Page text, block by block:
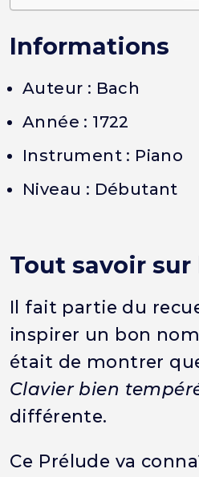
Informations
Auteur : Bach
Année : 1722
Instrument : Piano
Niveau : Débutant
Tout savoir sur
Il fait partie du
inspirer un bon
était de montrer
Clavier bien
différente.
Ce Prélude va